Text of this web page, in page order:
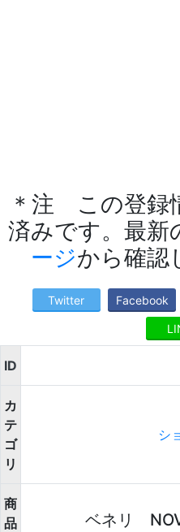
＊注 この登録
済みです。最新
ージから確認
Twitter Facebook
ID
カ
テ
ゴ
リ
シ
商
品
ベネリ